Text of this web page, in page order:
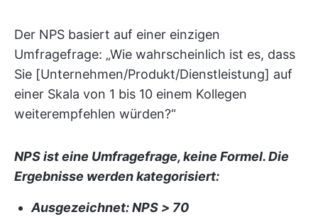
Der NPS basiert auf einer einzigen
Umfragefrage: „Wie wahrscheinlich ist es, dass
Sie [Unternehmen/Produkt/Dienstleistung] auf
einer Skala von 1 bis 10 einem Kollegen
weiterempfehlen würden?“
NPS ist eine Umfragefrage, keine Formel. Die
Ergebnisse werden kategorisiert:
Ausgezeichnet: NPS > 70